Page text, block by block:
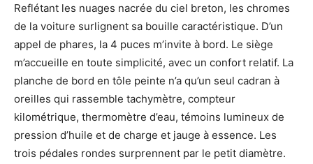
Reflétant les nuages nacrée du ciel breton, les chromes
de la voiture surlignent sa bouille caractéristique. D’un
appel de phares, la 4 puces m’invite à bord. Le siège
m’accueille en toute simplicité, avec un confort relatif. La
planche de bord en tôle peinte n’a qu’un seul cadran à
oreilles qui rassemble tachymètre, compteur
kilométrique, thermomètre d’eau, témoins lumineux de
pression d’huile et de charge et jauge à essence. Les
trois pédales rondes surprennent par le petit diamètre.